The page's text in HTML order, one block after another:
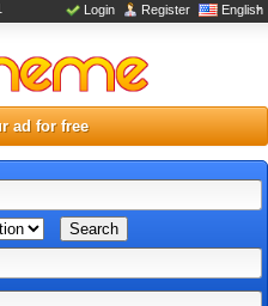
English
Register
Login
ad for free
Search